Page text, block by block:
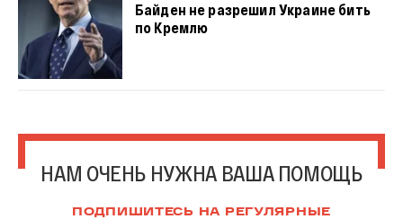
Байден не разрешил Украине бить
по Кремлю
НАМ ОЧЕНЬ НУЖНА ВАША ПОМОЩЬ
ПОДПИШИТЕСЬ НА РЕГУЛЯРНЫЕ